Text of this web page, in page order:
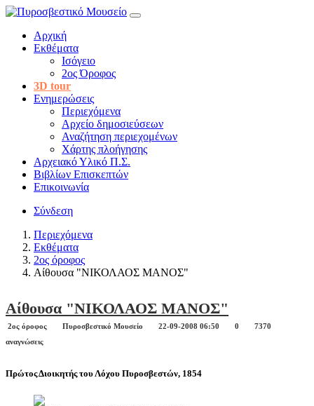
Αρχική
Εκθέματα
Ισόγειο
2ος Όροφος
3D tour
Ενημερώσεις
Περιεχόμενα
Αρχείο δημοσιεύσεων
Αναζήτηση περιεχομένων
Χάρτης πλοήγησης
Αρχειακό Υλικό Π.Σ.
Βιβλίων Επισκεπτών
Επικοινωνία
Σύνδεση
Περιεχόμενα
Εκθέματα
2ος όροφος
Αίθουσα "ΝΙΚΟΛΑΟΣ ΜΑΝΟΣ"
Αίθουσα "ΝΙΚΟΛΑΟΣ ΜΑΝΟΣ"
2ος όροφος Πυροσβεστικό Μουσείο 22-09-2008 06:50 0
7370
αναγνώσεις
Πρώτος Διοικητής του Λόχου Πυροσβεστών, 1854